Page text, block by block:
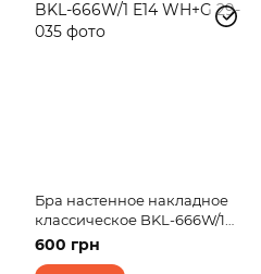
Бра настенное накладное
классическое BKL-666W/1
E14 WH+G
600 грн